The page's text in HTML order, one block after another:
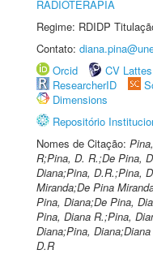
RADIOTERAPIA
Regime: RDIDP
Contato:
Orcid
CV Lattes
ResearcherID
Dimensions
Repositório
Nomes de Citação:
R;Pina, D. R.;De Pina,
Diana;Pina, D.R.;Pina,
Miranda;De Pina
Pina, Diana;De Pina,
Pina, Diana R.;Pina,
Diana;Pina,
D.R